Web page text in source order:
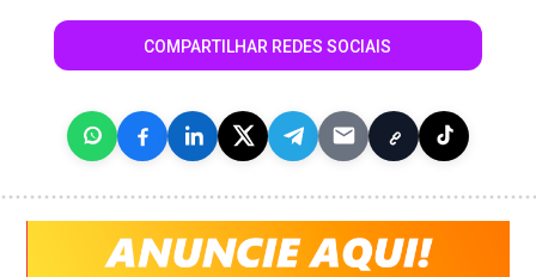
COMPARTILHAR REDES SOCIAIS